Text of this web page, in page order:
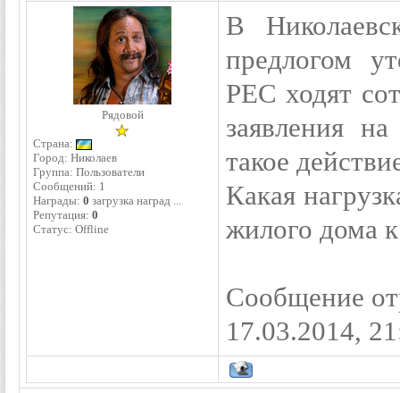
Рядовой
Страна:
Город: Николаев
Группа: Пользователи
Сообщений: 1
Награды: 0 загрузка наград ...
Репутация: 0
Статус: Offline
В
предлогом
РЕС ходят
заявления
такое
Какая
жилого дома
Сообщение
17.03.2014,